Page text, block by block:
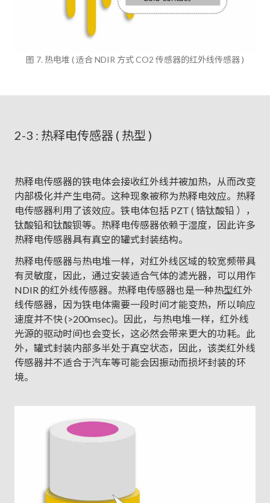
图 7. 热电堆 ( 适合 NDIR 方式 CO2 传感器的红外线传感器 )
2-3 : 热释电传感器 ( 热型 )
热释电传感器的铁电体会接收红外线并被加热，从而改变
内部极化并产生电荷。这种现象被称为热释电效应。热释
电传感器利用了该效应。铁电体包括 PZT ( 锆钛酸铅 ），
钛酸铅和钛酸钡等。热释电传感器依赖于湿度，因此许多
热释电传感器具有真空的罐式封装结构。
热释电传感器与热电堆一样，对红外线区域的较宽频带具
有灵敏度，因此，通过安装适合气体的滤光器，可以用作
NDIR 的红外线传感器。热释电传感器也是一种热型红外
线传感器，因为铁电体需要一段时间才能变热，所以响应
速度并不快 (>200msec)。因此，与热电堆一样，红外线
光源的驱动时间也会变长，这必然会带来更大的功耗。此
外，罐式封装内部多半处于真空状态，因此，该类红外线
传感器并不适合于汽车等可能会因振动而损坏封装的环
境。